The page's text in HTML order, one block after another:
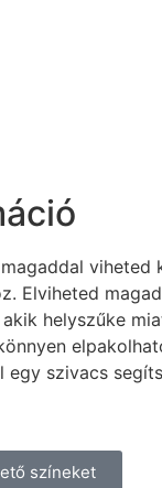
Elviheted
helyszűke
egy szivacs
színeket